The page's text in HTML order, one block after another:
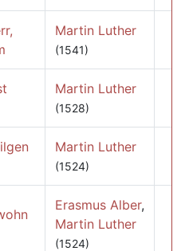
Martin Luther
(1541)
Martin Luther
(1528)
Martin Luther
(1524)
Erasmus Alber,
Martin Luther
(1524)